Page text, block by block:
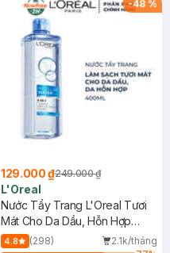
-48 %
129.000 ₫249.000 ₫
L'Oreal
Nước Tẩy Trang L'Oreal Tươi
Mát Cho Da Dầu, Hỗn Hợp
400ml
4.8 (298)
2.1k/tháng